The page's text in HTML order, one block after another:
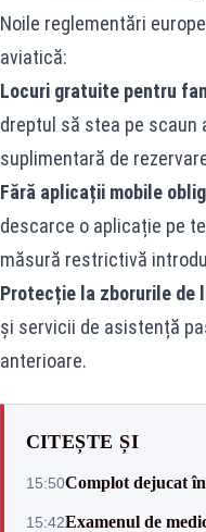
Noile reglementări
aviatică:
Locuri gratuite pentru
dreptul să stea pe
suplimentară de
Fără aplicații mobile
descarce o aplicație pe
măsură restrictivă
Protecție la zborurile de
și servicii de asistență
anterioare.
CITEȘTE ȘI
15:50Complot dejucat
15:42Examenul de